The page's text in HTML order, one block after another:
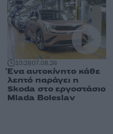
10:2807.08.26
Ένα αυτοκίνητο κάθε
λεπτό παράγει η
Skoda στο εργοστάσιο
Mlada Boleslav